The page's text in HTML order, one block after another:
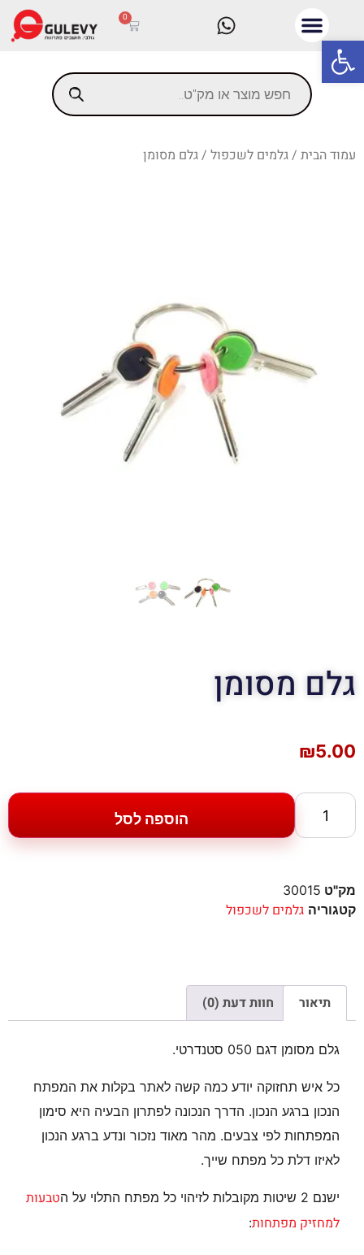
פתח סרגל נגישות
0
עמוד הבית /גלמים לשכפול / גלם מסומן
גלם מסומן
₪5.00
הוספה לסל
מק"ט 30015
קטגוריה גלמים לשכפול
תיאור חוות דעת (0)
גלם מסומן דגם 050 סטנדרטי.
כל איש תחזוקה יודע כמה קשה לאתר בקלות את המפתח
הנכון ברגע הנכון. הדרך הנכונה לפתרון הבעיה היא סימון
המפתחות לפי צבעים. מהר מאוד נזכור ונדע ברגע הנכון
לאיזו דלת כל מפתח שייך.
ישנם 2 שיטות מקובלות לזיהוי כל מפתח התלוי על ה
טבעות
למחזיק מפתחות: